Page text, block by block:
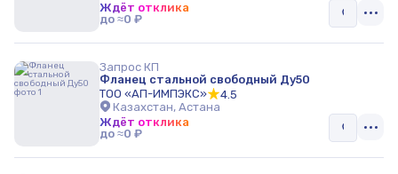
Ждёт отклика
до ≈0 ₽
Запрос КП
Фланец стальной свободный Ду50
ТОО «АП-ИМПЭКС»
4.5
Казахстан, Астана
Ждёт отклика
до ≈0 ₽